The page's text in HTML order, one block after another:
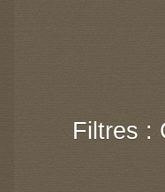
Filtres :